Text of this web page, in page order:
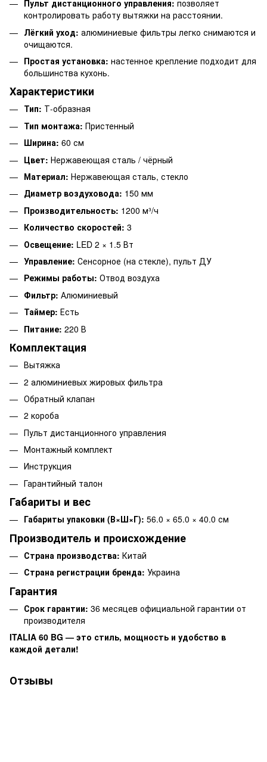
Пульт дистанционного управления: позволяет
контролировать работу вытяжки на расстоянии.
Лёгкий уход: алюминиевые фильтры легко снимаются и
очищаются.
Простая установка: настенное крепление подходит для
большинства кухонь.
Характеристики
Тип: Т-образная
Тип монтажа: Пристенный
Ширина: 60 см
Цвет: Нержавеющая сталь / чёрный
Материал: Нержавеющая сталь, стекло
Диаметр воздуховода: 150 мм
Производительность: 1200 м³/ч
Количество скоростей: 3
Освещение: LED 2 × 1.5 Вт
Управление: Сенсорное (на стекле), пульт ДУ
Режимы работы: Отвод воздуха
Фильтр: Алюминиевый
Таймер: Есть
Питание: 220 В
Комплектация
Вытяжка
2 алюминиевых жировых фильтра
Обратный клапан
2 короба
Пульт дистанционного управления
Монтажный комплект
Инструкция
Гарантийный талон
Габариты и вес
Габариты упаковки (В×Ш×Г): 56.0 × 65.0 × 40.0 см
Производитель и происхождение
Страна производства: Китай
Страна регистрации бренда: Украина
Гарантия
Срок гарантии: 36 месяцев официальной гарантии от
производителя
ITALIA 60 BG — это стиль, мощность и удобство в
каждой детали!
Отзывы